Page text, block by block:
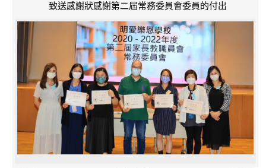
致送感謝狀感謝第二屆常務委員會委員的付出